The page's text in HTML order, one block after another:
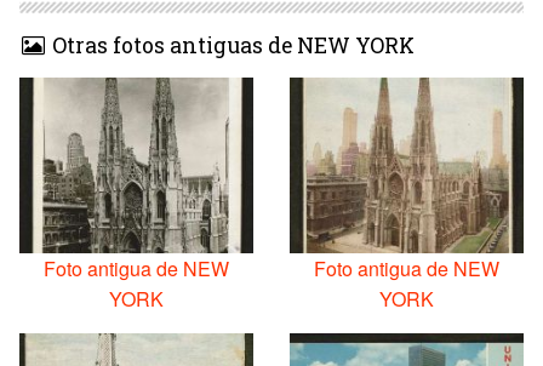
Otras fotos antiguas de NEW YORK
Foto antigua de NEW
YORK
Foto antigua de NEW
YORK